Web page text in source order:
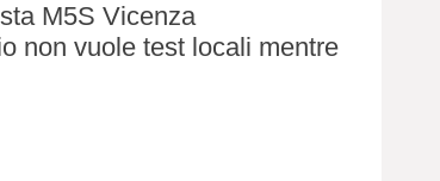
M5S Vicenza
non vuole test locali mentre